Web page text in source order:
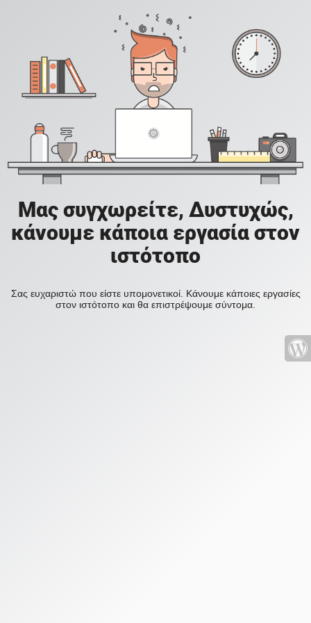
Μας συγχωρείτε, Δυστυχώς,
κάνουμε κάποια εργασία στον
ιστότοπο
Σας ευχαριστώ που είστε υπομονετικοί. Κάνουμε κάποιες εργασίες
στον ιστότοπο και θα επιστρέψουμε σύντομα.